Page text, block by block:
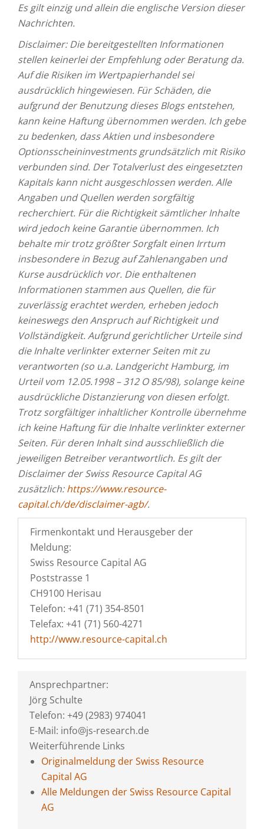
Es gilt einzig und allein die englische Version dieser
Nachrichten.
Disclaimer: Die bereitgestellten Informationen
stellen keinerlei der Empfehlung oder Beratung da.
Auf die Risiken im Wertpapierhandel sei
ausdrücklich hingewiesen. Für Schäden, die
aufgrund der Benutzung dieses Blogs entstehen,
kann keine Haftung übernommen werden. Ich gebe
zu bedenken, dass Aktien und insbesondere
Optionsscheininvestments grundsätzlich mit Risiko
verbunden sind. Der Totalverlust des eingesetzten
Kapitals kann nicht ausgeschlossen werden. Alle
Angaben und Quellen werden sorgfältig
recherchiert. Für die Richtigkeit sämtlicher Inhalte
wird jedoch keine Garantie übernommen. Ich
behalte mir trotz größter Sorgfalt einen Irrtum
insbesondere in Bezug auf Zahlenangaben und
Kurse ausdrücklich vor. Die enthaltenen
Informationen stammen aus Quellen, die für
zuverlässig erachtet werden, erheben jedoch
keineswegs den Anspruch auf Richtigkeit und
Vollständigkeit. Aufgrund gerichtlicher Urteile sind
die Inhalte verlinkter externer Seiten mit zu
verantworten (so u.a. Landgericht Hamburg, im
Urteil vom 12.05.1998 – 312 O 85/98), solange keine
ausdrückliche Distanzierung von diesen erfolgt.
Trotz sorgfältiger inhaltlicher Kontrolle übernehme
ich keine Haftung für die Inhalte verlinkter externer
Seiten. Für deren Inhalt sind ausschließlich die
jeweiligen Betreiber verantwortlich. Es gilt der
Disclaimer der Swiss Resource Capital AG
zusätzlich:https://www.resource-
capital.ch/de/disclaimer-agb/.
Firmenkontakt und Herausgeber der
Meldung:
Swiss Resource Capital AG
Poststrasse 1
CH9100 Herisau
Telefon: +41 (71) 354-8501
Telefax: +41 (71) 560-4271
http://www.resource-capital.ch
Ansprechpartner:
Jörg Schulte
Telefon: +49 (2983) 974041
E-Mail: info@js-research.de
Weiterführende Links
Originalmeldung der Swiss Resource
Capital AG
Alle Meldungen der Swiss Resource Capital
AG